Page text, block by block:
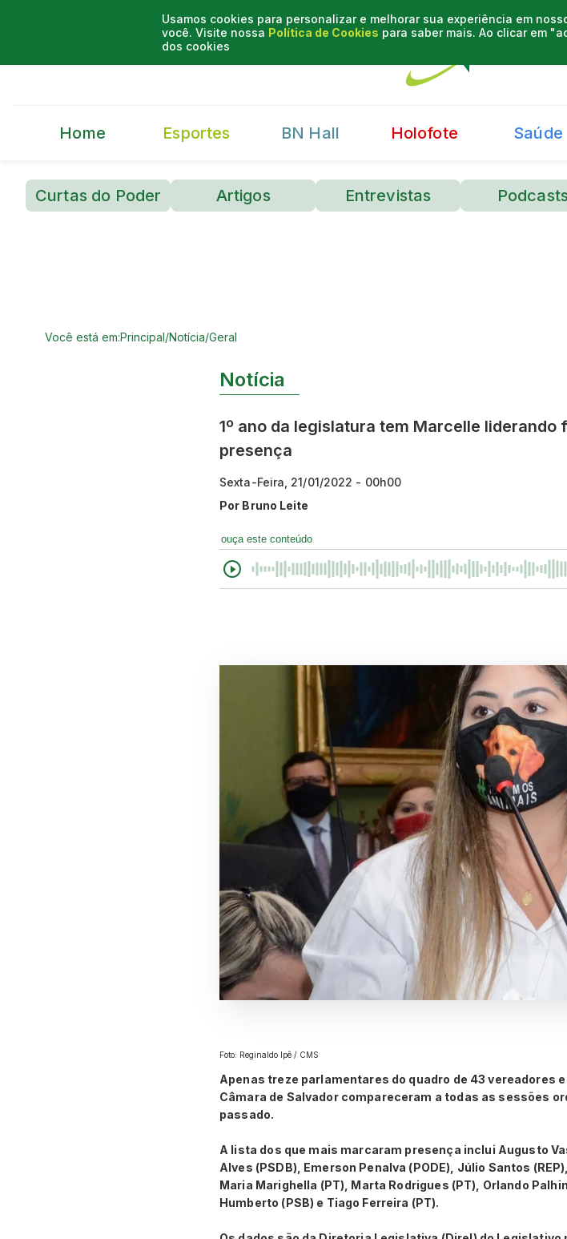
Usamos cookies para personalizar e melhorar sua experiência em
você. Visite nossa Política de Cookies para saber mais. Ao clicar em
dos cookies
Home Esportes BN Hall Holofote Saúde
Curtas do Poder Artigos Entrevistas Podcasts
Você está em:Principal/Notícia/Geral
Notícia
1º ano da legislatura tem Marcelle liderando
presença
Sexta-Feira, 21/01/2022 - 00h00
Por Bruno Leite
ouça este conteúdo
Foto: Reginaldo Ipê / CMS
Apenas treze parlamentares do quadro de 43 vereadores
Câmara de Salvador compareceram a todas as sessões
passado.
A lista dos que mais marcaram presença inclui Augusto
Alves (PSDB), Emerson Penalva (PODE), Júlio Santos
Maria Marighella (PT), Marta Rodrigues (PT), Orlando
Humberto (PSB) e Tiago Ferreira (PT).